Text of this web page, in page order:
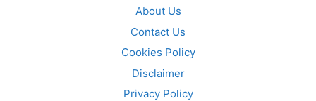
About Us
Contact Us
Cookies Policy
Disclaimer
Privacy Policy